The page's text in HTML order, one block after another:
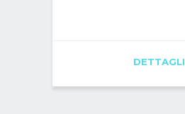
DETTAGLI